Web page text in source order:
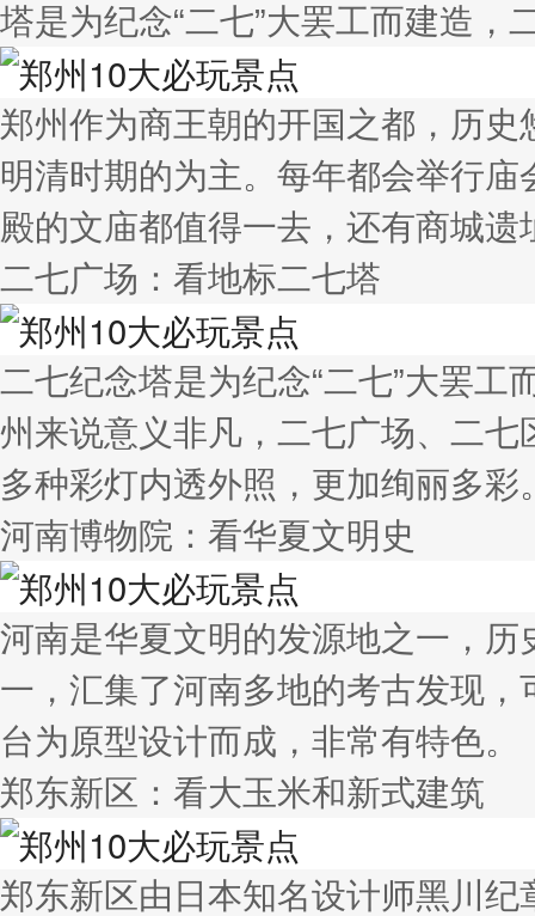
塔是为纪念“二七”大罢工而建造，
郑州作为商王朝的开国之都，历
明清时期的为主。每年都会举行
殿的文庙都值得一去，还有商城
二七广场：看地标二七塔
二七纪念塔是为纪念“二七”大罢
州来说意义非凡，二七广场、二
多种彩灯内透外照，更加绚丽多彩
河南博物院：看华夏文明史
河南是华夏文明的发源地之一，
一，汇集了河南多地的考古发现
台为原型设计而成，非常有特色。
郑东新区：看大玉米和新式建筑
郑东新区由日本知名设计师黑川